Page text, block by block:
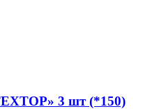
3 шт (*150)